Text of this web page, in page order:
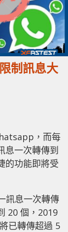
制訊息大
，而每
息一次轉傳到
的功能即將受
訊息一次轉傳
20 個，2019
已轉傳超過 5